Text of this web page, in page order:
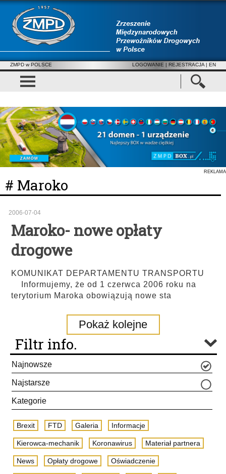
ZMPD w POLSCE LOGOWANIE | REJESTRACJA | EN
REKLAMA
# Maroko
2006-07-04
Maroko- nowe opłaty
drogowe
KOMUNIKAT DEPARTAMENTU TRANSPORTU
Informujemy, że od 1 czerwca 2006 roku na
terytorium Maroka obowiązują nowe sta
Pokaż kolejne
Filtr info.
Najnowsze
Najstarsze
Kategorie
Brexit FTD Galeria Informacje
Kierowca-mechanik Koronawirus Materiał partnera
News Opłaty drogowe Oświadczenie